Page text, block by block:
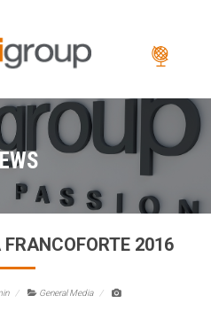
2016
General Media